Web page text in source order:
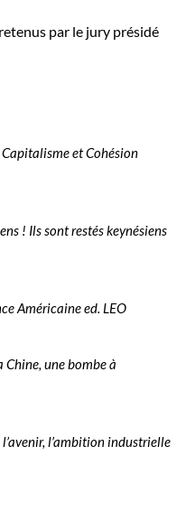
par le jury présidé
Capitalisme et Cohésion
! Ils sont restés keynésiens
Américaine ed. LEO
Chine, une bombe à
l’ambition industrielle